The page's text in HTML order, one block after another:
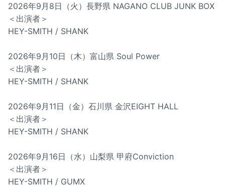
2026年9月8日（火）長野県 NAGANO CLUB JUNK BOX
＜出演者＞
HEY-SMITH / SHANK
2026年9月10日（木）富山県 Soul Power
＜出演者＞
HEY-SMITH / SHANK
2026年9月11日（金）石川県 金沢EIGHT HALL
＜出演者＞
HEY-SMITH / SHANK
2026年9月16日（水）山梨県 甲府Conviction
＜出演者＞
HEY-SMITH / GUMX